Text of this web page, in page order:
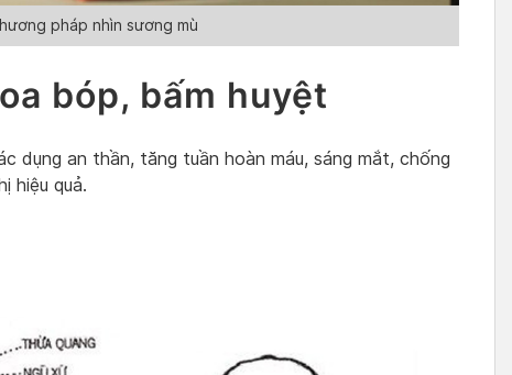
pháp nhìn sương mù
bóp, bấm huyệt
dụng an thần, tăng tuần hoàn máu, sáng mắt, chống
hiệu quả.